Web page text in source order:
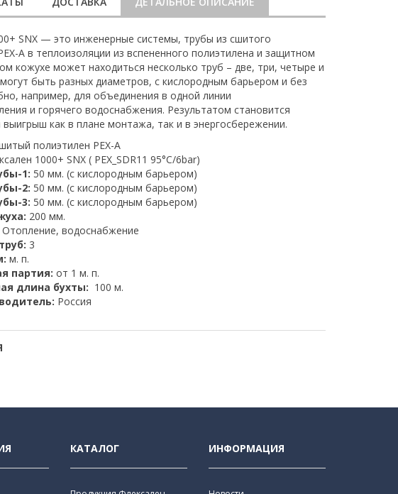
SNX — это инженерные системы, трубы из сшитого
A в теплоизоляции из вспененного полиэтилена и защитном
кожухе может находиться несколько труб – две, три, четыре и
быть разных диаметров, с кислородным барьером и без
например, для объединения в одной линии
и горячего водоснабжения. Результатом становится
выигрыш как в плане монтажа, так и в энергосбережении.
полиэтилен PEX-A
1000+ SNX ( PEX_SDR11 95°C/6bar)
1: 50 мм. (с кислородным барьером)
2: 50 мм. (с кислородным барьером)
3: 50 мм. (с кислородным барьером)
200 мм.
Отопление, водоснабжение
3
м. п.
партия: от 1 м. п.
длина бухты: 100 м.
Россия
КАТАЛОГ ИНФОРМАЦИЯ